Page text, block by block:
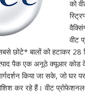
को
वीट
छोटे* बालों को हटाकर 28
पैक एक अनूठे क्‍यूआर कोड
किया जा सके, जो
कर रहे हैं। वीट